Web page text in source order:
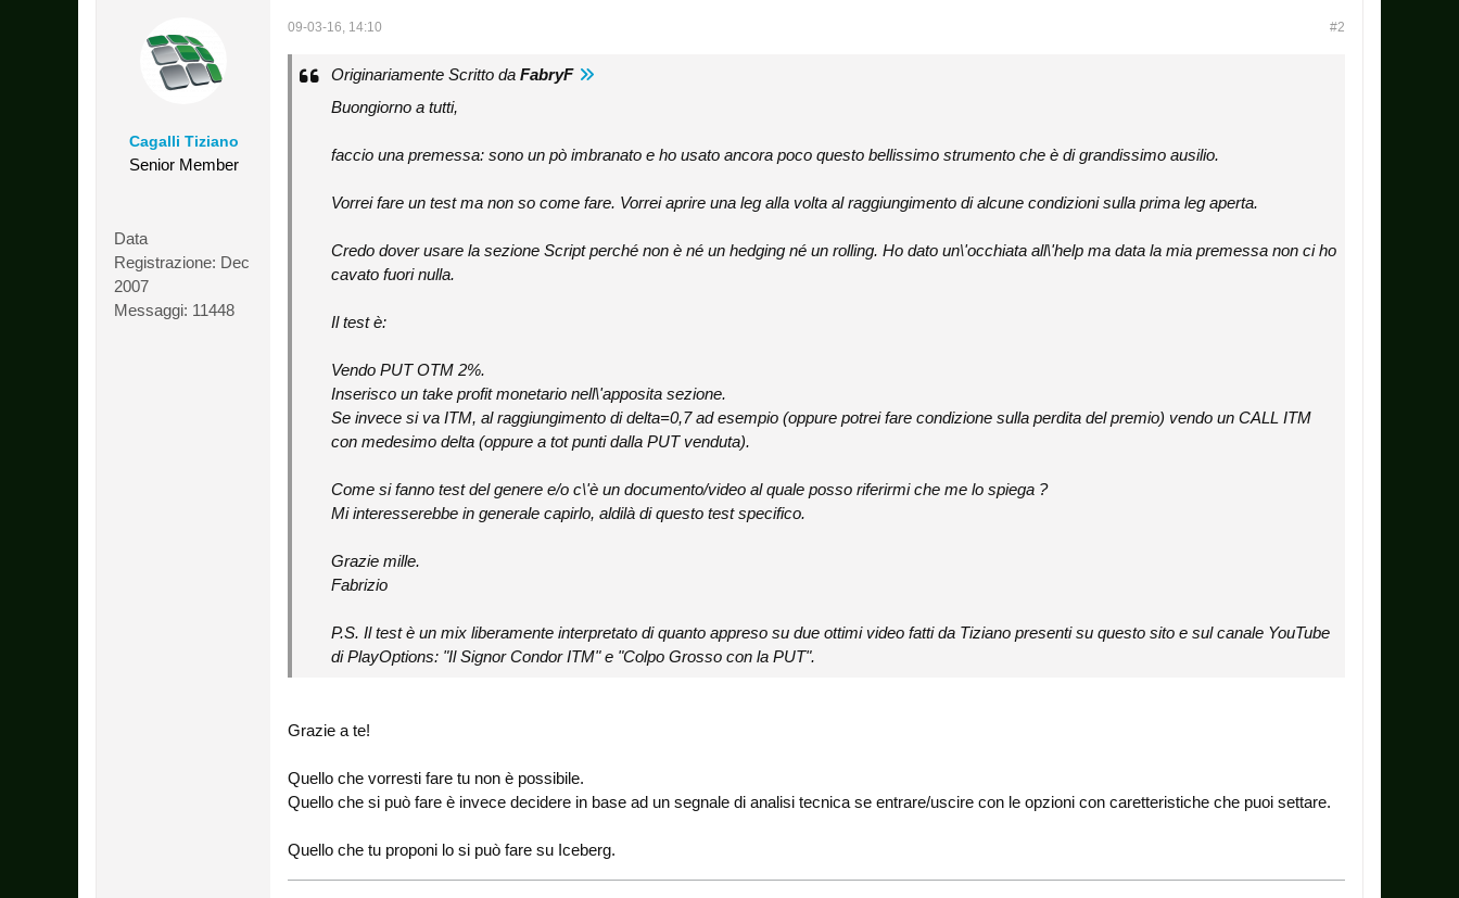
Cagalli Tiziano
Senior Member
Data
Registrazione: Dec
2007
Messaggi: 11448
#2
09-03-16, 14:10
Originariamente Scritto da FabryF
Buongiorno a tutti,
faccio una premessa: sono un pò imbranato e ho usato ancora poco questo bellissimo strumento che è di grandissimo ausilio.
Vorrei fare un test ma non so come fare. Vorrei aprire una leg alla volta al raggiungimento di alcune condizioni sulla prima leg aperta.
Credo dover usare la sezione Script perché non è né un hedging né un rolling. Ho dato un\'occhiata all\'help ma data la mia premessa non ci ho
cavato fuori nulla.
Il test è:
Vendo PUT OTM 2%.
Inserisco un take profit monetario nell\'apposita sezione.
Se invece si va ITM, al raggiungimento di delta=0,7 ad esempio (oppure potrei fare condizione sulla perdita del premio) vendo un CALL ITM
con medesimo delta (oppure a tot punti dalla PUT venduta).
Come si fanno test del genere e/o c\'è un documento/video al quale posso riferirmi che me lo spiega ?
Mi interesserebbe in generale capirlo, aldilà di questo test specifico.
Grazie mille.
Fabrizio
P.S. Il test è un mix liberamente interpretato di quanto appreso su due ottimi video fatti da Tiziano presenti su questo sito e sul canale YouTube
di PlayOptions: "Il Signor Condor ITM" e "Colpo Grosso con la PUT".
Grazie a te!
Quello che vorresti fare tu non è possibile.
Quello che si può fare è invece decidere in base ad un segnale di analisi tecnica se entrare/uscire con le opzioni con caretteristiche che puoi settare.
Quello che tu proponi lo si può fare su Iceberg.